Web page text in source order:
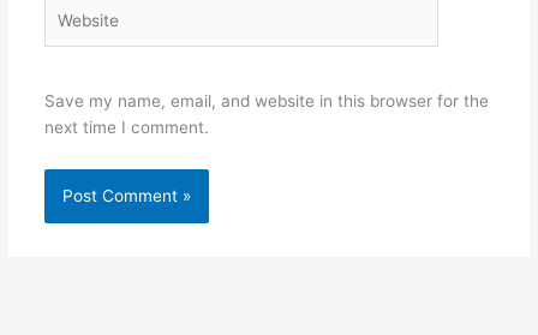
Save my name, email, and website in this browser for the
next time I comment.